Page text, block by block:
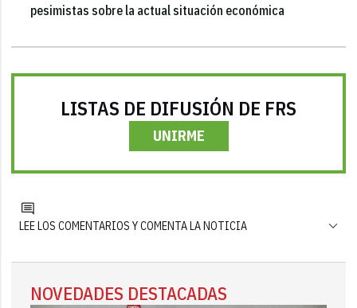
pesimistas sobre la actual situación económica
LISTAS DE DIFUSIÓN DE FRS
UNIRME
LEE LOS COMENTARIOS Y COMENTA LA NOTICIA
NOVEDADES DESTACADAS